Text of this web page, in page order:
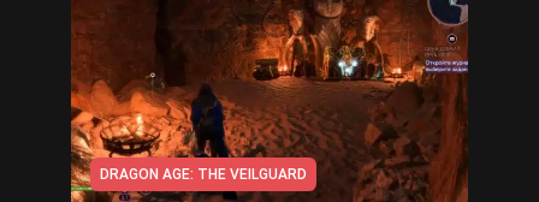
DRAGON AGE: THE VEILGUARD